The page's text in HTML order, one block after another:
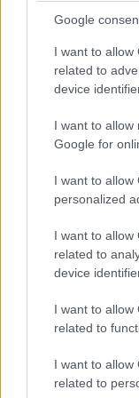
Google
I want to allow
related to
device
I want to allow
Google for
I want to allow
personalized
I want to allow
related to
device
I want to allow
related to
I want to allow
related to
de 1540 con un
mano;
comercial, y la
XIV con tres
revolucionarios
jardín botánico
Westfalia.
3. Marburgo